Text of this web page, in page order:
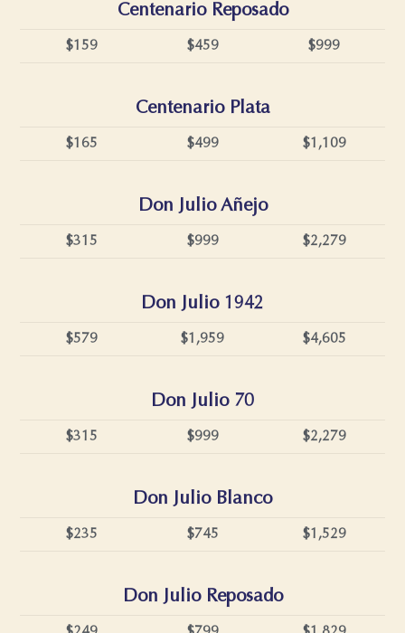
Centenario Reposado
$159 $459 $999
Centenario Plata
$165 $499 $1,109
Don Julio Añejo
$315 $999 $2,279
Don Julio 1942
$579 $1,959 $4,605
Don Julio 70
$315 $999 $2,279
Don Julio Blanco
$235 $745 $1,529
Don Julio Reposado